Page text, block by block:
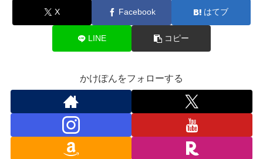
X Facebook はてブ
LINE コピー
かけぽんをフォローする